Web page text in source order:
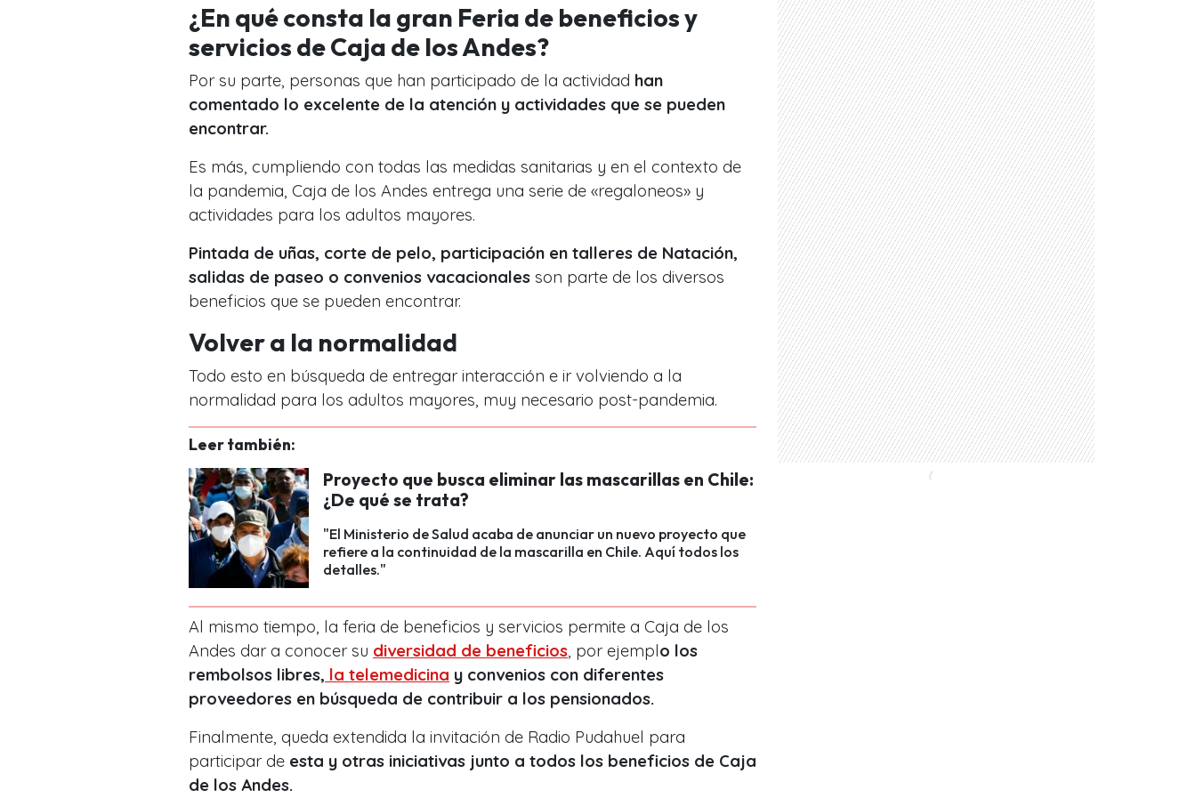
¿En qué consta la gran Feria de beneficios y
servicios de Caja de los Andes?
Por su parte, personas que han participado de la actividad han
comentado lo excelente de la atención y actividades que se pueden
encontrar.
Es más, cumpliendo con todas las medidas sanitarias y en el contexto de
la pandemia, Caja de los Andes entrega una serie de «regaloneos» y
actividades para los adultos mayores.
Pintada de uñas, corte de pelo, participación en talleres de Natación,
salidas de paseo o convenios vacacionales son parte de los diversos
beneficios que se pueden encontrar.
Volver a la normalidad
Todo esto en búsqueda de entregar interacción e ir volviendo a la
normalidad para los adultos mayores, muy necesario post-pandemia.
Leer también:
Proyecto que busca eliminar las mascarillas en Chile:
¿De qué se trata?
"El Ministerio de Salud acaba de anunciar un nuevo proyecto que
refiere a la continuidad de la mascarilla en Chile. Aquí todos los
detalles."
Al mismo tiempo, la feria de beneficios y servicios permite a Caja de los
Andes dar a conocer su diversidad de beneficios , por ejemplo los
rembolsos libres, la telemedicina y convenios con diferentes
proveedores en búsqueda de contribuir a los pensionados.
Finalmente, queda extendida la invitación de Radio Pudahuel para
participar de esta y otras iniciativas junto a todos los beneficios de Caja
de los Andes.